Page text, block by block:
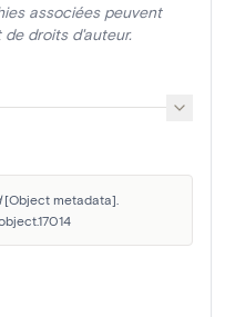
associées peuvent
droits d'auteur.
[Object metadata].